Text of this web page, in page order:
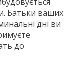
Батьки ваших
дні ви
до